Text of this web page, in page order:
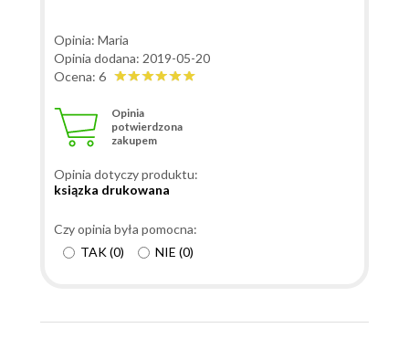
Opinia: Maria
Opinia dodana: 2019-05-20
Ocena: 6
Opinia
potwierdzona
zakupem
Opinia dotyczy produktu:
ksiązka drukowana
Czy opinia była pomocna:
TAK(0) NIE (0)